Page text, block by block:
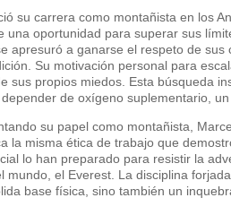
su carrera como montañista en los
una oportunidad para superar sus
apresuró a ganarse el respeto de
Su motivación personal para
sus propios miedos. Esta búsqueda
de oxígeno suplementario,
su papel como montañista,
la misma ética de trabajo que
lo han preparado para resistir la
mundo, el Everest. La disciplina
base física, sino también un